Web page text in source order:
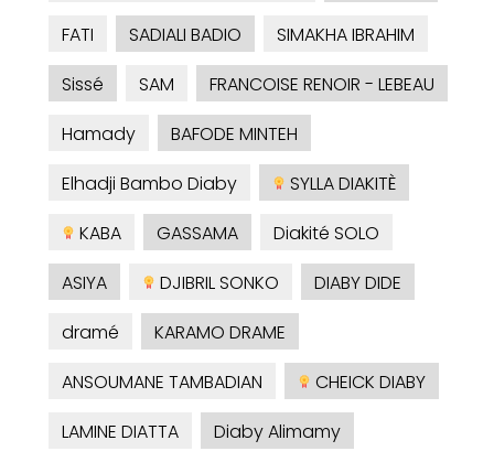
FATI
SADIALI BADIO
SIMAKHA IBRAHIM
Sissé
SAM
FRANCOISE RENOIR - LEBEAU
Hamady
BAFODE MINTEH
Elhadji Bambo Diaby
SYLLA DIAKITÈ
KABA
GASSAMA
Diakité SOLO
ASIYA
DJIBRIL SONKO
DIABY DIDE
dramé
KARAMO DRAME
ANSOUMANE TAMBADIAN
CHEICK DIABY
LAMINE DIATTA
Diaby Alimamy